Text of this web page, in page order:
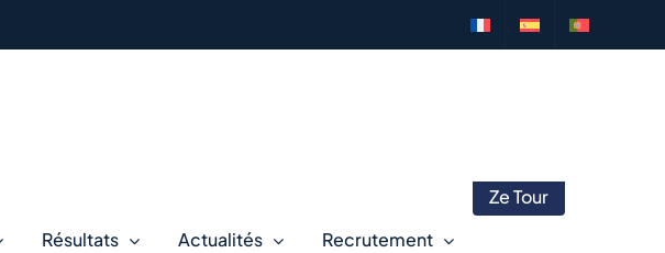
Résultats Actualités Recrutement
Ze Tour